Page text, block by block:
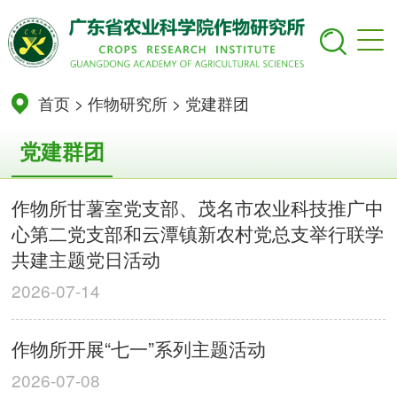
首页 >作物研究所 > 党建群团
党建群团
作物所甘薯室党支部、茂名市农业科技推广中
心第二党支部和云潭镇新农村党总支举行联学
共建主题党日活动
2026-07-14
作物所开展“七一”系列主题活动
2026-07-08